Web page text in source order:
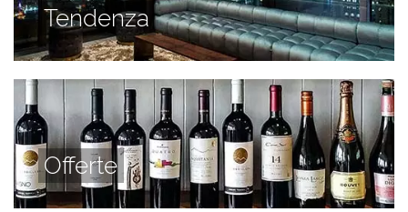
Tendenza
Offerte